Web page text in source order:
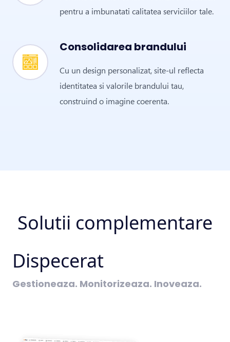
pentru a imbunatati calitatea serviciilor tale.
Consolidarea brandului
Cu un design personalizat, site-ul reflecta
identitatea si valorile brandului tau,
construind o imagine coerenta.
Solutii complementare
Dispecerat
Gestioneaza. Monitorizeaza. Inoveaza.